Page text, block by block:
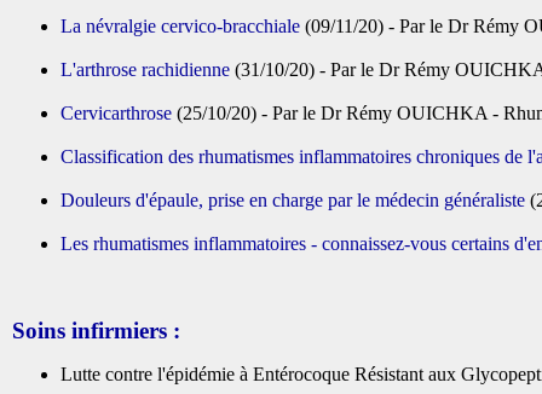
La névralgie cervico-bracchiale (09/11/20) - Par le Dr Rémy
L'arthrose rachidienne (31/10/20) - Par le Dr Rémy
Cervicarthrose (25/10/20) - Par le Dr Rémy OUICHKA -
Classification des rhumatismes inflammatoires chroniques de
Douleurs d'épaule, prise en charge par le médecin généraliste
Les rhumatismes inflammatoires - connaissez-vous certains
Soins infirmiers :
Lutte contre l'épidémie à Entérocoque Résistant aux